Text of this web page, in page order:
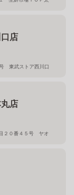
店
東武ストア西川口
店
２０番４５号 ヤオ